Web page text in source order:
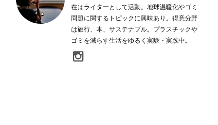
在はライターとして活動。地球温暖化やゴミ
問題に関するトピックに興味あり。得意分野
は旅行、本、サステナブル。プラスチックや
ゴミを減らす生活をゆるく実験・実践中。